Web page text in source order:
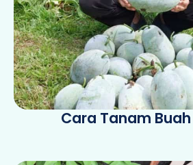
Cara Tanam